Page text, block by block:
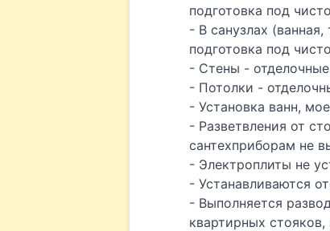
подготовка под
- В санузлах
подготовка под
- Стены -
- Потолки -
- Установка ванн,
- Разветвления от
сантехприборам не
- Электроплиты не
- Устанавливаются
- Выполняется
квартирных